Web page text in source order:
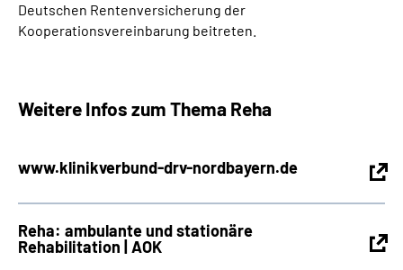
Deutschen Rentenversicherung der
Kooperationsvereinbarung beitreten.
Weitere Infos zum Thema Reha
www.klinikverbund-drv-nordbayern.de
Reha: ambulante und stationäre
Rehabilitation | AOK